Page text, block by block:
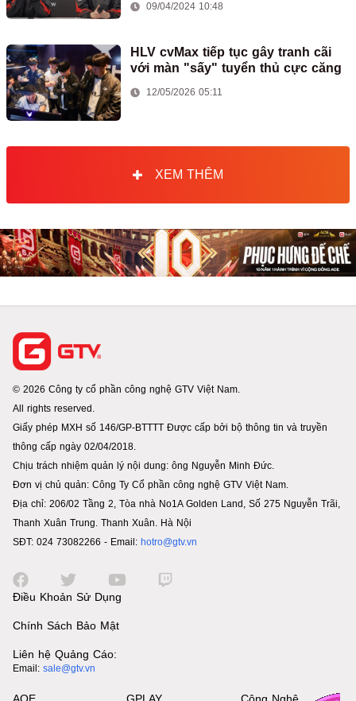
09/04/2024 10:48
HLV cvMax tiếp tục gây tranh cãi
với màn "sấy" tuyển thủ cực căng
12/05/2026 05:11
XEM THÊM
© 2026 Công ty cổ phần công nghệ GTV Việt Nam.
All rights reserved.
Giấy phép MXH số 146/GP-BTTTT Được cấp bởi bộ thông tin và truyền
thông cấp ngày 02/04/2018.
Chịu trách nhiệm quản lý nội dung: ông Nguyễn Minh Đức.
Đơn vị chủ quản: Công Ty Cổ phần công nghệ GTV Việt Nam.
Địa chỉ: 206/02 Tầng 2, Tòa nhà No1A Golden Land, Số 275 Nguyễn Trãi,
Thanh Xuân Trung. Thanh Xuân. Hà Nội
SĐT: 024 73082266 - Email: hotro@gtv.vn
Điều Khoản Sử Dụng
Chính Sách Bảo Mật
Liên hệ Quảng Cáo:
Email: sale@gtv.vn